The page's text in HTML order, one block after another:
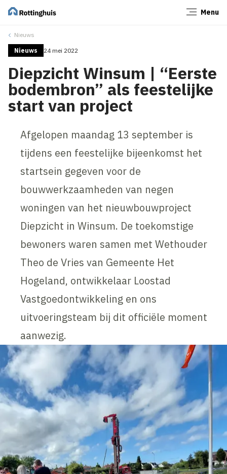
Menu
Nieuws
Nieuws 24 mei 2022
Diepzicht Winsum | “Eerste
bodembron” als feestelijke
start van project
Afgelopen maandag 13 september is
tijdens een feestelijke bijeenkomst het
startsein gegeven voor de
bouwwerkzaamheden van negen
woningen van het nieuwbouwproject
Diepzicht in Winsum. De toekomstige
bewoners waren samen met Wethouder
Theo de Vries van Gemeente Het
Hogeland, ontwikkelaar Loostad
Vastgoedontwikkeling en ons
uitvoeringsteam bij dit officiële moment
aanwezig.
Sluiten